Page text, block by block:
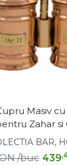
Masiv
Zahar si
BAR,
439
/buc